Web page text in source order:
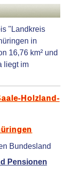
"Landkreis
in
16,76 km² und
liegt im
Holzland-
Bundesland
Pensionen